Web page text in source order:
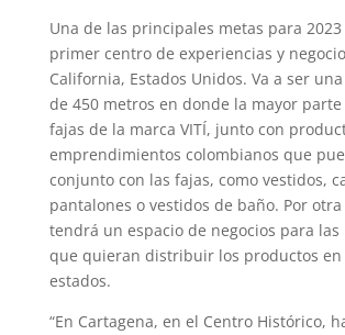
Una de las principales metas para
primer centro de experiencias y
California, Estados Unidos. Va a ser
de 450 metros en donde la mayor
fajas de la marca VITÍ, junto con
emprendimientos colombianos que
conjunto con las fajas, como vestidos,
pantalones o vestidos de baño. Por
tendrá un espacio de negocios para las
que quieran distribuir los productos en
estados.
“En Cartagena, en el Centro Histórico,